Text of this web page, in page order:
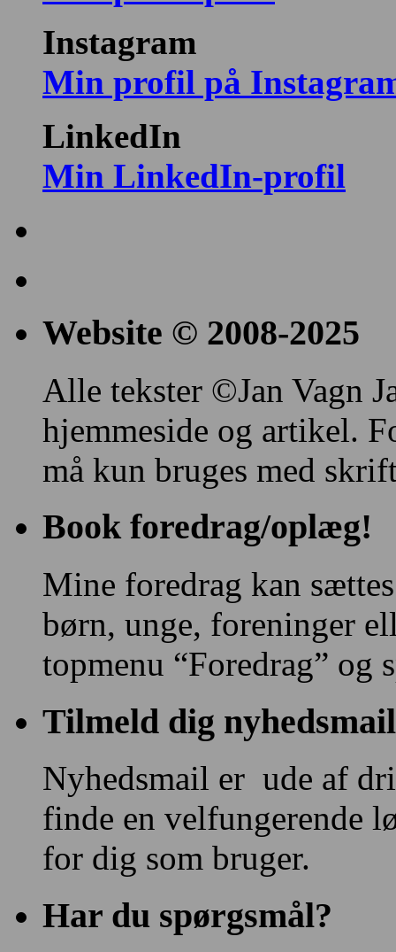
Instagram
Min profil på
LinkedIn
Min LinkedIn-profil
Website © 2008-2025
Alle tekster ©Jan Vagn
hjemmeside og artikel.
må kun bruges med
Book foredrag/oplæg!
Mine foredrag kan
børn, unge, foreninger
topmenu “Foredrag” og
Tilmeld dig nyhedsmail
Nyhedsmail er ude af
finde en velfungerende
for dig som bruger.
Har du spørgsmål?